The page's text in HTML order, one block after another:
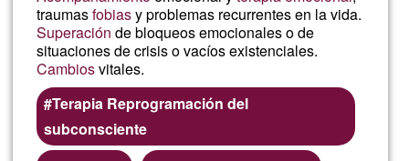
traumasfobiasy problemas recurrentes en la vida.
Superación de bloqueos emocionales o de
situaciones de crisis o vacíos existenciales.
Cambiosvitales.
Terapia Reprogramación del
subconsciente